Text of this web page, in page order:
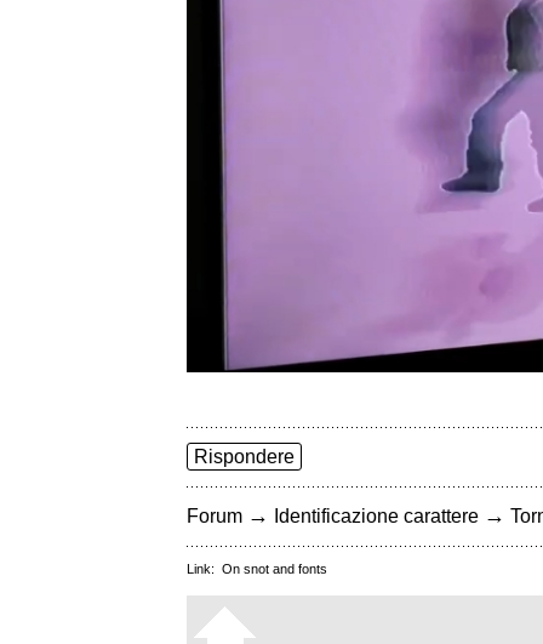
Rispondere
Forum → Identificazione carattere →
Link: On snot and fonts